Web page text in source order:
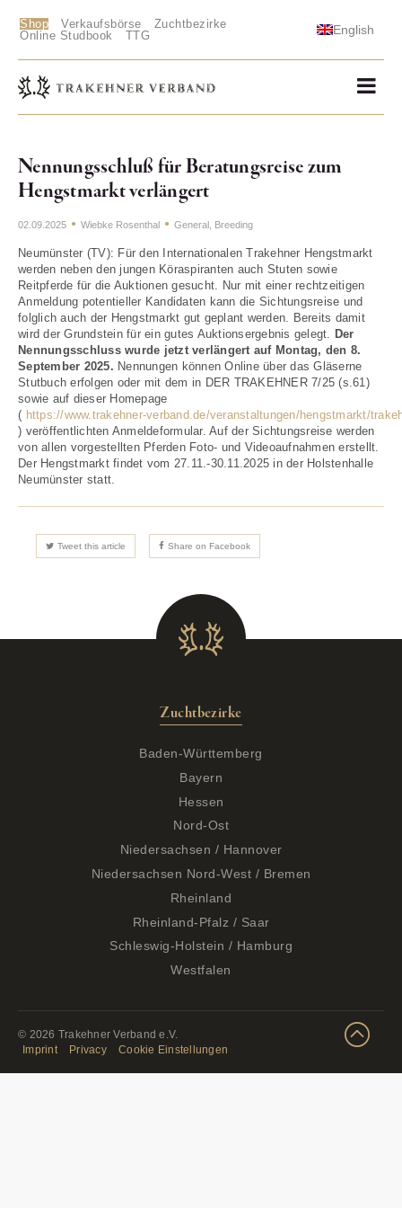
Shop Verkaufsbörse
Zuchtbezirke
Online Studbook
TTG English
Nennungsschluß für Beratungsreise zum
Hengstmarkt verlängert
02.09.2025 Wiebke Rosenthal General Breeding
Neumünster (TV): Für den Internationalen Trakehner Hengstmarkt
werden neben den jungen Köraspiranten auch Stuten sowie
Reitpferde für die Auktionen gesucht. Nur mit einer rechtzeitigen
Anmeldung potentieller Kandidaten kann die Sichtungsreise und
folglich auch der Hengstmarkt gut geplant werden. Bereits damit
wird der Grundstein für ein gutes Auktionsergebnis gelegt. Der
Nennungsschluss wurde jetzt verlängert auf Montag, den 8.
September 2025. Nennungen können Online über das Gläserne
Stutbuch erfolgen oder mit dem in DER TRAKEHNER 7/25 (s.61)
sowie auf dieser Homepage
( https://www.trakehner-verband.de/veranstaltungen/hengstmarkt/
) veröffentlichten Anmeldeformular. Auf der Sichtungsreise werden
von allen vorgestellten Pferden Foto- und Videoaufnahmen erstellt.
Der Hengstmarkt findet vom 27.11.-30.11.2025 in der Holstenhalle
Neumünster statt.
Tweet this article Share on Facebook
Zuchtbezirke
Baden-Württemberg
Bayern
Hessen
Nord-Ost
Niedersachsen / Hannover
Niedersachsen Nord-West / Bremen
Rheinland
Rheinland-Pfalz / Saar
Schleswig-Holstein / Hamburg
Westfalen
© 2026 Trakehner Verband e.V.
Imprint
Privacy Cookie Einstellungen